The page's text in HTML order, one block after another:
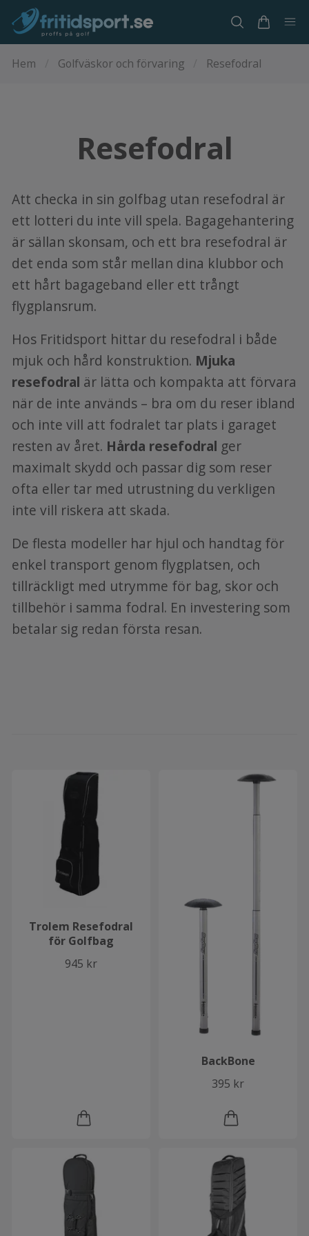
Hem Golfväskor och förvaring Resefodral
Resefodral
Att checka in sin golfbag utan resefodral är
ett lotteri du inte vill spela. Bagagehantering
är sällan skonsam, och ett bra resefodral är
det enda som står mellan dina klubbor och
ett hårt bagageband eller ett trångt
flygplansrum.
Hos Fritidsport hittar du resefodral i både
mjuk och hård konstruktion. Mjuka
resefodral är lätta och kompakta att förvara
när de inte används – bra om du reser ibland
och inte vill att fodralet tar plats i garaget
resten av året. Hårda resefodral ger
maximalt skydd och passar dig som reser
ofta eller tar med utrustning du verkligen
inte vill riskera att skada.
De flesta modeller har hjul och handtag för
enkel transport genom flygplatsen, och
tillräckligt med utrymme för bag, skor och
tillbehör i samma fodral. En investering som
betalar sig redan första resan.
Trolem Resefodral
för Golfbag
945 kr
BackBone
395 kr